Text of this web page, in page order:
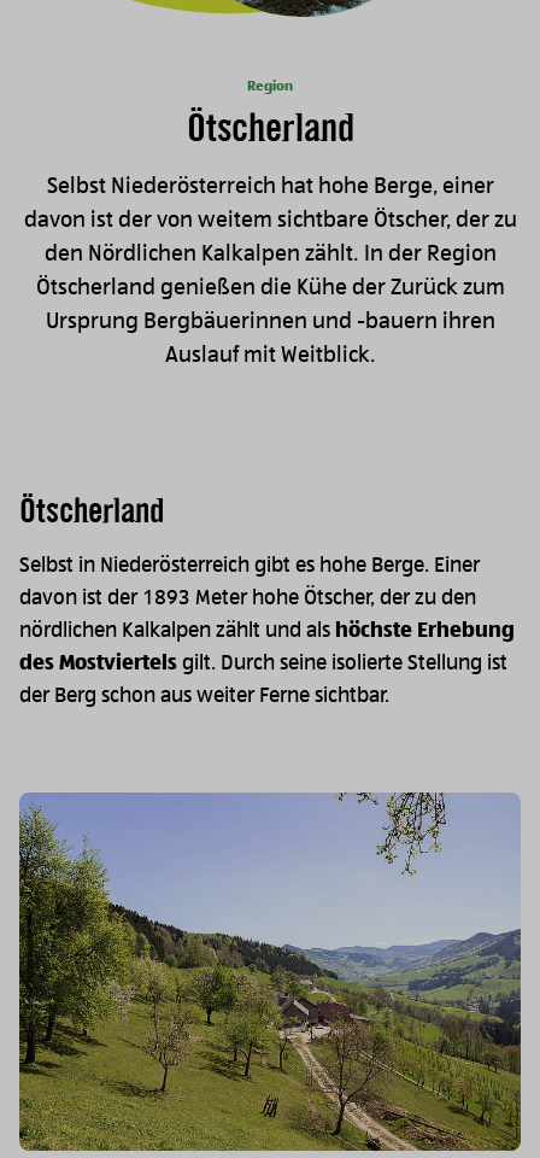
Region
Ötscherland
Selbst Niederösterreich hat hohe Berge, einer
davon ist der von weitem sichtbare Ötscher, der zu
den Nördlichen Kalkalpen zählt. In der Region
Ötscherland genießen die Kühe der Zurück zum
Ursprung Bergbäuerinnen und -bauern ihren
Auslauf mit Weitblick.
Ötscherland
Selbst in Niederösterreich gibt es hohe Berge. Einer
davon ist der 1893 Meter hohe Ötscher, der zu den
nördlichen Kalkalpen zählt und als höchste Erhebung
des Mostviertels gilt. Durch seine isolierte Stellung ist
der Berg schon aus weiter Ferne sichtbar.